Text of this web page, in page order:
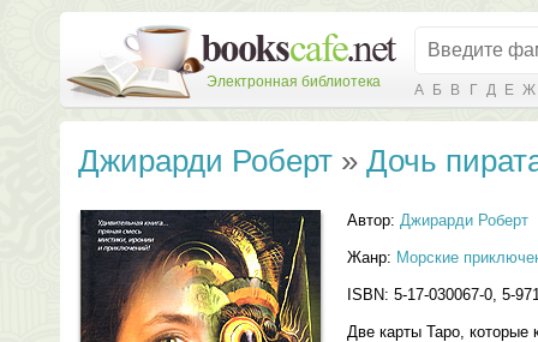
Электронная библиотека А Б В Г Д Е Ж
Джирарди Роберт » Дочь
Автор: Джирарди Роберт
Жанр: Морские
ISBN: 5-17-030067-0, 5-
Две карты Таро, которые